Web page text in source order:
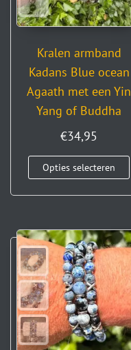
Kralen armband
Kadans Blue ocean
Agaath met een Yin
Yang of Buddha
€34,95
Opties selecteren